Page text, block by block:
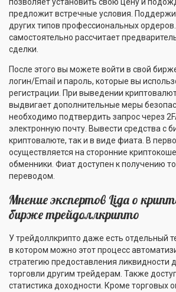
позволяет установить свою цену и
предложит встречные условия.
других типов профессиональных
самостоятельно рассчитает
сделки.
После этого вы можете войти в свой
логин/Email и пароль, которые вы
регистрации. При выведении
выдвигает дополнительные меры
необходимо подтвердить запрос через
электронную почту. Вывести средства с
криптовалюте, так и в виде фиата. В
осуществляется на сторонние
обменники. Фиат доступен к получению
переводом.
Мнение экспертов Liga о
бирже трейдоллкрипто
У трейдоллкрипто даже есть отдельный
в котором можно этот процесс
стратегию предоставления ликвидности
торговли другим трейдерам. Также
статистика доходности. Кроме торговых